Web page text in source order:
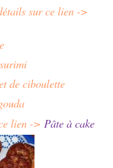
sur ce lien ->
de ciboulette
lien -> Pâte à cake